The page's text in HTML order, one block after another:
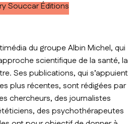
Souccar Éditions
du groupe Albin Michel, qui
scientifique de la santé, la
Ses publications, qui s’appuient
plus récentes, sont rédigées par
chercheurs, des journalistes
des psychothérapeutes